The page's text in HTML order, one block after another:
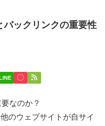
ックリンクの重要性
なのか？
のウェブサイトが自サイ